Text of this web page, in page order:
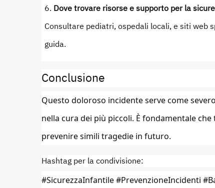
Dove trovare risorse e supporto per la
Consultare pediatri, ospedali locali, e siti web
guida.
Conclusione
Questo doloroso incidente serve come
nella cura dei più piccoli. È fondamentale
prevenire simili tragedie in futuro.
Hashtag per la condivisione:
#SicurezzaInfantile #PrevenzioneIncidenti